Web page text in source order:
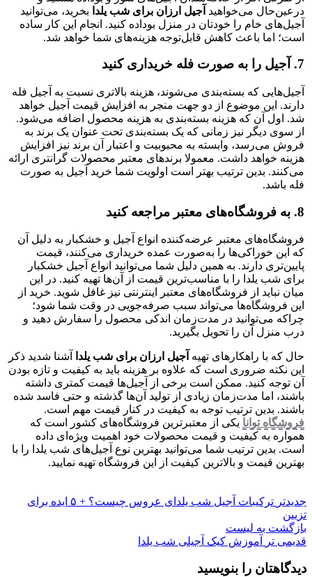
درعین‌حال می‌خواهید آجیل ارزان برای شب یلدا بخرید، می‌توانید
آجیل‌های خام را خودتان در منزل بوداده کنید. انجام این کار ساده
است؛ اما باعث کاهش قابل‌توجه هزینه‌های شما خواهد شد.
7. آجیل را به صورت فله خریداری کنید
آجیل‌هایی که بسته‌بندی می‌شوند، هزینه بالاتری نسبت به آجیل فله
دارند. این موضوع از دو جهت منجر به افزایش قیمت آجیل خواهد
شد. اول آن که هزینه بسته‌بندی به هزینه محصول اضافه می‌شود.
از سوی دیگر نیز زمانی که یک بسته‌بندی تحت عنوان یک برند به
فروش می‌رسد، وابسته به محبوبیت و اعتبار آن برند نیز افزایش
هزینه خواهد داشت. معمولا برندهای معتبر محصولات گرانتری ارائه
می‌کنند. بدین ترتیب بهتر است اولویت شما خرید آجیل به صورت
فله باشد.
8. به فروشگاه‌های معتبر مراجعه کنید
فروشگاه‌های معتبر عرضه‌کننده انواع آجیل و خشکبار به دلیل آن
که این خوراکی‌ها را به‌صورت عمده خریداری می‌کنند، قیمت
پایین‌تری دارند. به همین دلیل شما می‌توانید انواع آجیل خشکبار
برای شب یلدا را با مناسب‌ترین قیمت از آن‌ها تهیه کنید. در این
میان نباید از فروشگاه‌های معتبر اینترنتی نیز غافل شوید. خرید از
این فروشگاه‌ها می‌تواند سبب صرفه‌جویی در وقت شما شود؛
چراکه می‌توانید در مدت‌زمان اندکی محصول را سفارش دهید و
درب منزل آن را تحویل بگیرید.
حال که با راهکارهای تهیه آجیل ارزان برای شب یلدا
آشنا شدید ذکر
این نکته ضروری است که علاوه بر هزینه باید به کیفیت و تازه بودن
آن توجه کنید. ممکن است برخی از آجیل‌ها قیمت کمتری داشته
باشند، اما مدت‌زمان زیادی از تولید آن‌ها گذشته و حتی فاسد شده
باشند. بدین ترتیب توجه به کیفیت در کنار قیمت مهم است.
فروشگاه توانا یکی از معتبرترین فروشگاه‌های کشور است که
همواره به کیفیت و قیمت محصولات خود اهمیت ویژه‌ای داده
است. بدین ترتیب شما می‌توانید بهترین نوع آجیل‌های شب یلدا را با
بهترین قیمت و بالاترین کیفیت از این فروشگاه تهیه نمایید.
جدیدتر
ترکیبات آجیل شب یلدای عروس چیست؟ + ۵ ایده برای
تزیین
بازگشت به لیست
قدیمی تر
آموزش کیک آجیلی شب یلدا
دیدگاهتان را بنویسید